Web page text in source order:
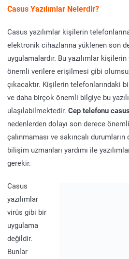
Casus Yazılımlar Nelerdir?
Casus yazılımlar kişilerin
elektronik cihazlarına yüklenen son
uygulamalardır. Bu yazılımlar
önemli verilere erişilmesi gibi
çıkacaktır. Kişilerin telefonlarındaki
ve daha birçok önemli bilgiye bu
ulaşılabilmektedir. Cep telefonu
nedenlerden dolayı son derece
çalınmaması ve sakıncalı
bilişim uzmanları yardımı ile
gerekir.
Casus
yazılımlar
virüs gibi bir
uygulama
değildir.
Bunlar